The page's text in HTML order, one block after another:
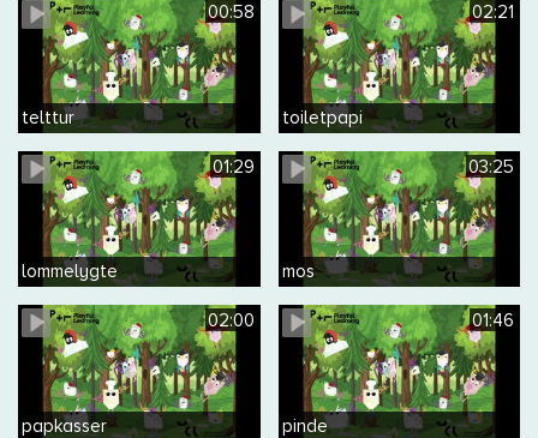
00:58
telttur
02:21
toiletpapi
01:29
lommelygte
03:25
mos
02:00
papkasser
01:46
pinde